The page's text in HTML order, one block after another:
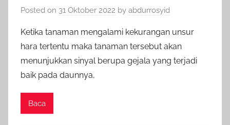
Posted on 31 Oktober 2022 by abdurrosyid
Ketika tanaman mengalami kekurangan unsur
hara tertentu maka tanaman tersebut akan
menunjukkan sinyal berupa gejala yang terjadi
baik pada daunnya,
Baca